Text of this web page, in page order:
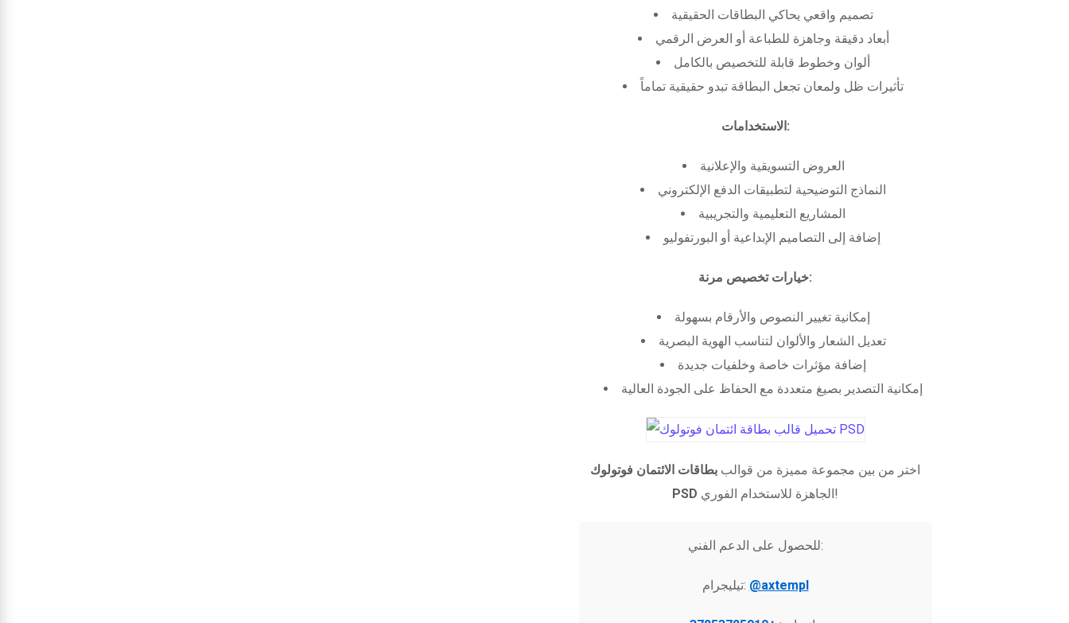
تصميم واقعي يحاكي البطاقات الحقيقية
أبعاد دقيقة وجاهزة للطباعة أو العرض الرقمي
ألوان وخطوط قابلة للتخصيص بالكامل
تأثيرات ظل ولمعان تجعل البطاقة تبدو حقيقية تماماً
الاستخدامات:
العروض التسويقية والإعلانية
النماذج التوضيحية لتطبيقات الدفع الإلكتروني
المشاريع التعليمية والتجريبية
إضافة إلى التصاميم الإبداعية أو البورتفوليو
خيارات تخصيص مرنة:
إمكانية تغيير النصوص والأرقام بسهولة
تعديل الشعار والألوان لتناسب الهوية البصرية
إضافة مؤثرات خاصة وخلفيات جديدة
إمكانية التصدير بصيغ متعددة مع الحفاظ على الجودة العالية
اختر من بين مجموعة مميزة من قوالب بطاقات الائتمان فوتولوك
PSD
الجاهزة للاستخدام الفوري!
للحصول على الدعم الفني:
تيليجرام: @axtempl